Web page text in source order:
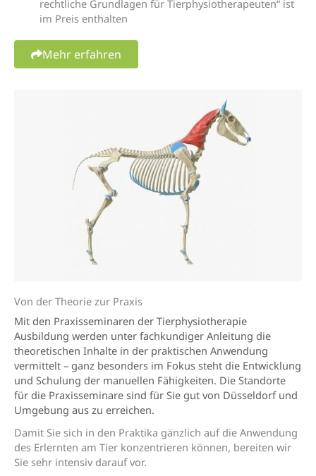
rechtliche Grundlagen für Tierphysiotherapeuten“ ist
im Preis enthalten
Mehr erfahren
Von der Theorie zur Praxis
Mit den Praxisseminaren der Tierphysiotherapie
Ausbildung werden unter fachkundiger Anleitung die
theoretischen Inhalte in der praktischen Anwendung
vermittelt – ganz besonders im Fokus steht die Entwicklung
und Schulung der manuellen Fähigkeiten. Die Standorte
für die Praxisseminare sind für Sie gut von Düsseldorf und
Umgebung aus zu erreichen.
Damit Sie sich in den Praktika gänzlich auf die Anwendung
des Erlernten am Tier konzentrieren können, bereiten wir
Sie sehr intensiv darauf vor.